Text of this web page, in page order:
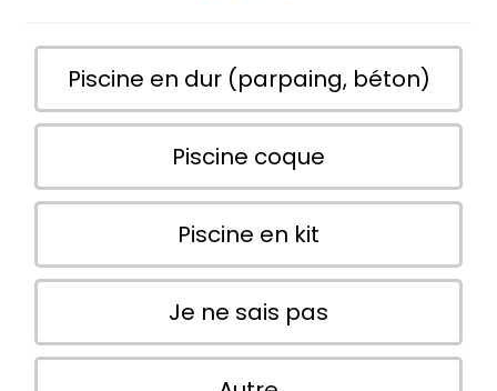
Piscine en dur (parpaing, béton)
Piscine coque
Piscine en kit
Je ne sais pas